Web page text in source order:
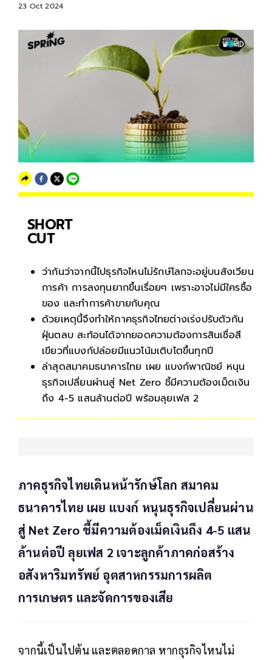
23 Oct 2024
SHORT
CUT
ว่ากันว่าจากนี้ไปธุรกิจไหนไม่รักษ์โลกจะอยู่บนสังเวียน
การค้า การลงทุนยากขึ้นเรื่อยๆ เพราะอาจไม่มีใครซื้อ
ของ และทำการค้าขายกับคุณ
ด้วยเหตุนี้จึงทำให้ภาคธุรกิจไทยต่างเร่งปรับตัวกัน
ฝุ่นตลบ สะท้อนได้จากยอดความต้องการสินเชื่อสี
เขียวที่แบงก์ปล่อยมีแนวโน้มเติบโตขึ้นทุกปี
ล่าสุดสมาคมธนาคารไทย เผย แบงก์พาณิชย์ หนุน
ธุรกิจเปลี่ยนผ่านสู่ Net Zero ชี้มีความต้องเม็ดเงิน
ถึง 4-5 แสนล้านต่อปี พร้อมลุยเฟส 2
ภาคธุรกิจไทยเดินหน้ารักษ์โลก สมาคม
ธนาคารไทย เผย แบงก์ หนุนธุรกิจเปลี่ยนผ่าน
สู่ Net Zero ชี้มีความต้องเม็ดเงินถึง 4-5 แสน
ล้านต่อปี ลุยเฟส 2 เจาะลูกค้าภาคก่อสร้าง
อสังหาริมทรัพย์ อุตสาหกรรมการผลิต
การเกษตร และจัดการของเสีย
จากนี้เป็นไปต้น และตลอดกาล หากธุรกิจไหนไม่